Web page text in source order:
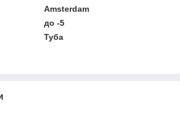
Amsterdam
до -5
Туба